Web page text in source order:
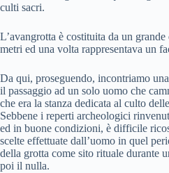
culti sacri.
L’avangrotta è costituita da un
metri ed una volta rappresentava un
Da qui, proseguendo, incontriamo
il passaggio ad un solo uomo che
che era la stanza dedicata al culto
Sebbene i reperti archeologici
ed in buone condizioni, è difficile
scelte effettuate dall’uomo in quel
della grotta come sito rituale durante
poi il nulla.